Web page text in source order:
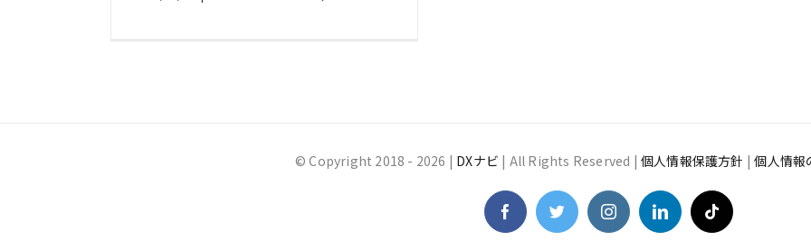
© Copyright 2018 - 2026 | DXナビ | All Rights Reserved |個人情報保護方針 |個人情報
FacebookTwitterInstagramLinkedInTiktok